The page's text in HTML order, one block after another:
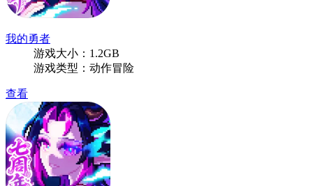
我的勇者
游戏大小：1.2GB
游戏类型：动作冒险
查看